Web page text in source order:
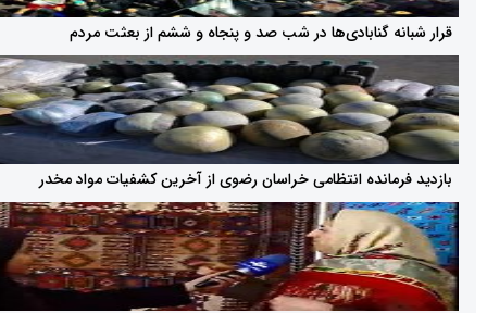
گنابادی‌ها در شب صد و پنجاه و ششم از بعثت مردم
انتظامی خراسان رضوی از آخرین کشفیات مواد مخدر